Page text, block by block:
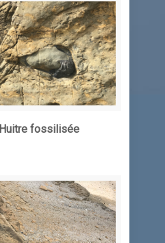
Huitre fossilisée